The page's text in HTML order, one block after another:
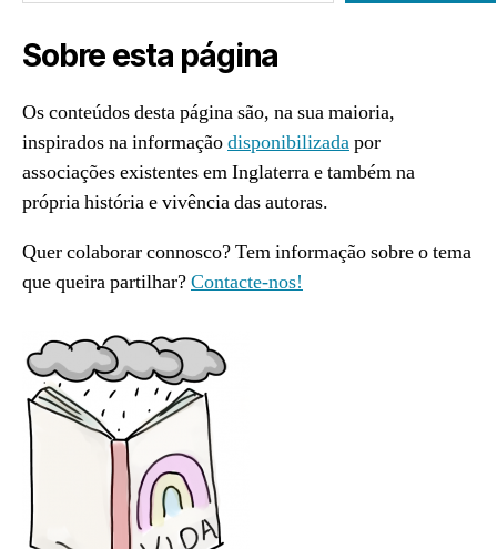
Sobre esta página
Os conteúdos desta página são, na sua maioria,
inspirados na informaçãodisponibilizadapor
associações existentes em Inglaterra e também na
própria história e vivência das autoras.
Quer colaborar connosco? Tem informação sobre o tema
que queira partilhar?Contacte-nos!